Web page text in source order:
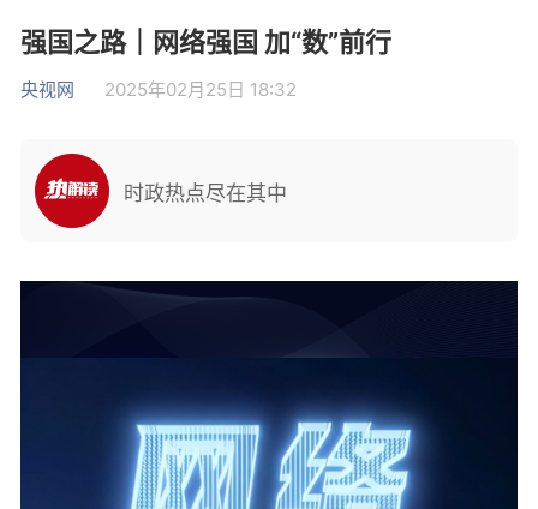
强国之路｜网络强国 加“数”前行
央视网 2025年02月25日 18:32
时政热点尽在其中